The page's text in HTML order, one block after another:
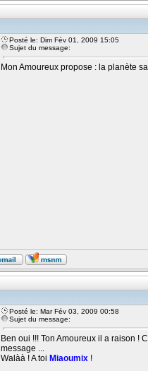
Posté le: Dim Fév 01, 2009 15:05
Sujet du message:
Mon Amoureux propose : la planète
Posté le: Mar Fév 03, 2009 00:58
Sujet du message:
Ben oui !!! Ton Amoureux il a raison !
message ...
Walàà ! A toi Miaoumix !